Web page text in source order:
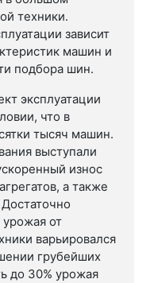
техники.
зависит
машин и
подбора шин.
эксплуатации
что в
тысяч машин.
выступали
износ
а также
урожая от
варьировался
грубейших
до 30% урожая